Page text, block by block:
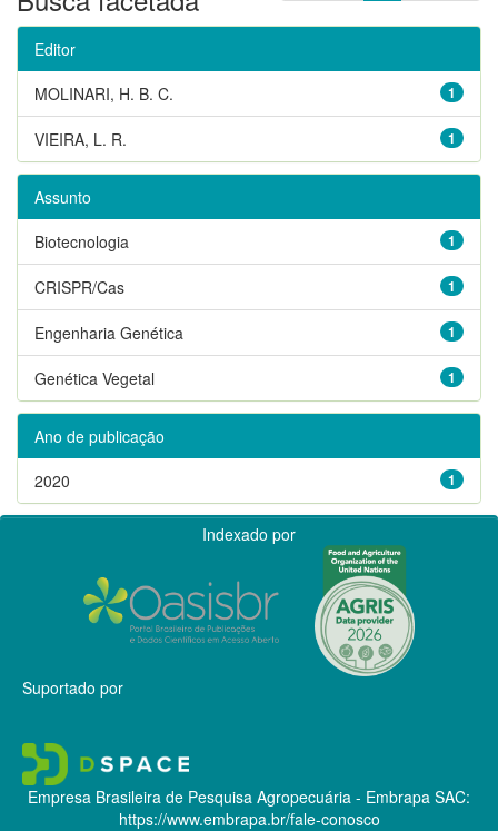
Editor
1
MOLINARI, H. B. C.
1
VIEIRA, L. R.
Assunto
1
Biotecnologia
1
CRISPR/Cas
1
Engenharia Genética
1
Genética Vegetal
Ano de publicação
1
2020
Indexado por
Suportado por
Empresa Brasileira de Pesquisa Agropecuária - Embrapa SAC:
https://www.embrapa.br/fale-conosco